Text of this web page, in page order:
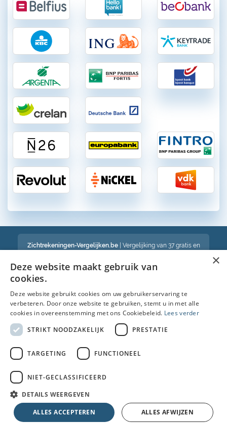
Zichtrekeningen-Vergelijken.be| Vergelijking van 37 gratis en
Een volledig onafhankelijke vergelijking van gratis en betalende
bankrekeningen in België
Bekijk ook :
Spaarrekening
Brandverzekering simulatie
© Copyright 2026 • Alle rechten voorbehouden |Faq|Nieuws|Over
Cookies
×
Deze website maakt gebruik van
cookies.
Deze website gebruikt cookies om uw gebruikerservaring te
verbeteren. Door onze website te gebruiken, stemt u in met alle
cookies in overeenstemming met ons Cookiebeleid. Lees verder
STRIKT NOODZAKELIJK
PRESTATIE
TARGETING FUNCTIONEEL
NIET-GECLASSIFICEERD
DETAILS WEERGEVEN
ALLES ACCEPTEREN ALLES AFWIJZEN